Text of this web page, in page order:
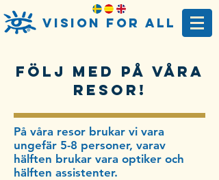
Vision For AlL
Följ med på våra
resor!
På våra resor brukar vi vara
ungefär 5-8 personer, varav
hälften brukar vara optiker och
hälften assistenter.